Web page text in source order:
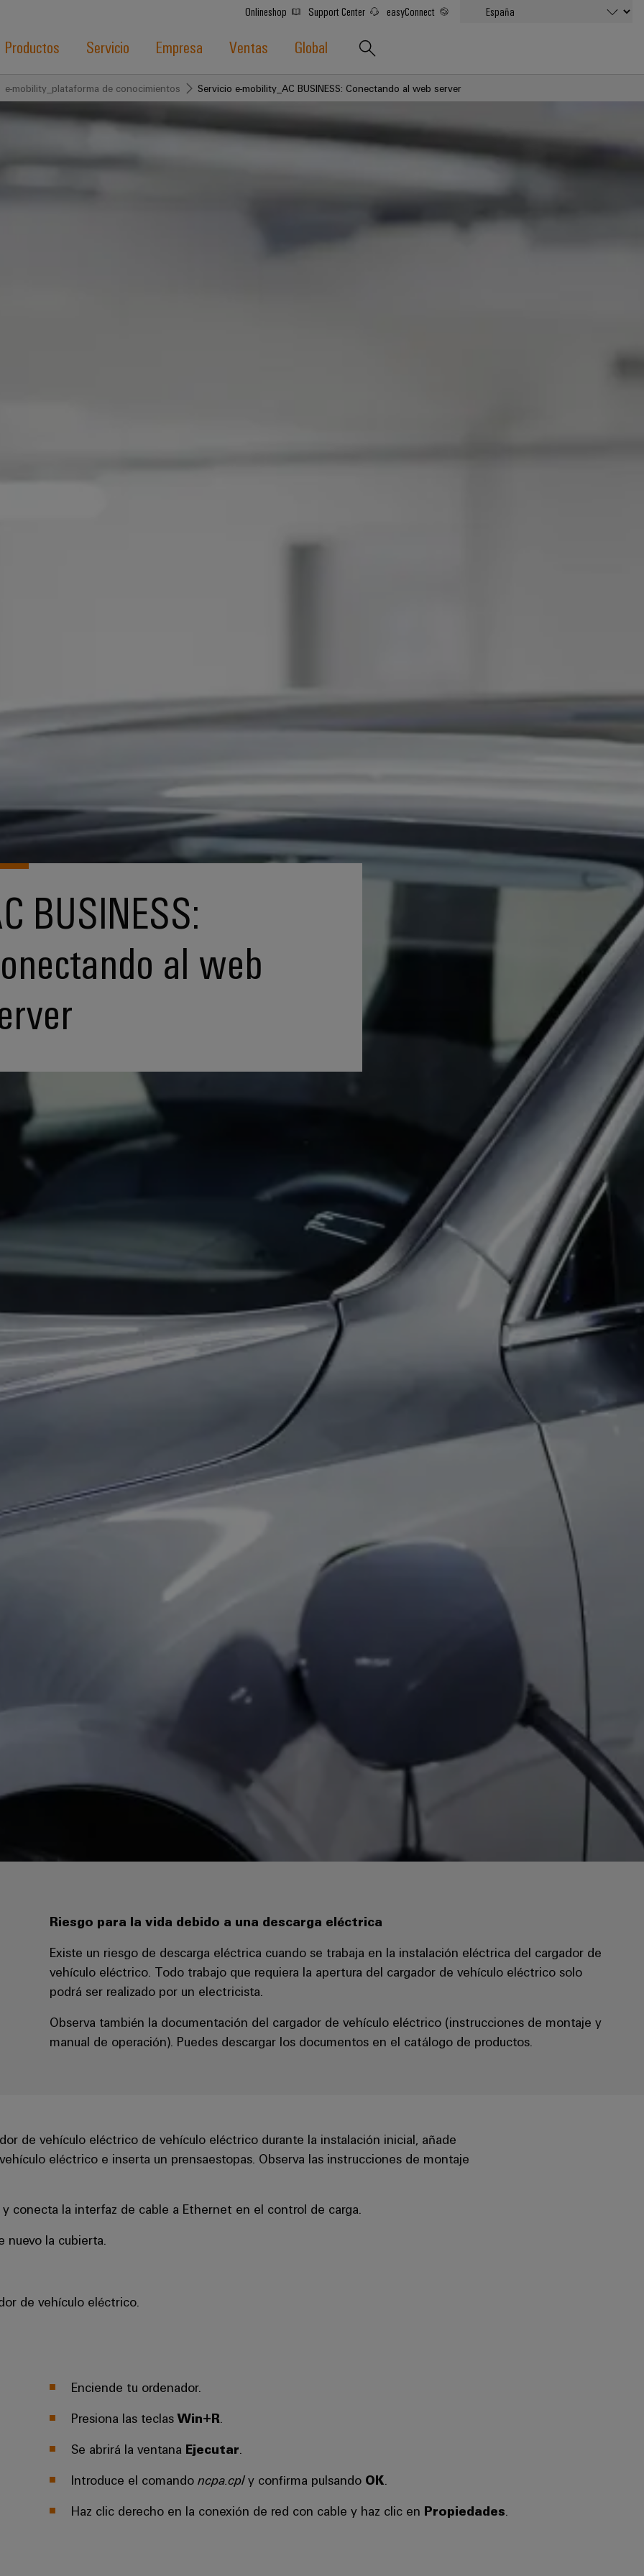
Onlineshop Support Center easyConnect
Productos Servicio Empresa Ventas Global
e-mobility_plataforma de conocimientos Servicio e-mobility_AC BUSINESS: Conectando al web server
BUSINESS:
al web
Riesgo para la vida debido a una descarga eléctrica
Existe un riesgo de descarga eléctrica cuando se trabaja en la instalación eléctrica del cargador de
vehículo eléctrico. Todo trabajo que requiera la apertura del cargador de vehículo eléctrico solo
podrá ser realizado por un electricista.
Observa también la documentación del cargador de vehículo eléctrico (instrucciones de montaje y
manual de operación). Puedes descargar los documentos en el catálogo de productos.
de vehículo eléctrico de vehículo eléctrico durante la instalación inicial, añade
eléctrico e inserta un prensaestopas. Observa las instrucciones de montaje
conecta la interfaz de cable a Ethernet en el control de carga.
la cubierta.
de vehículo eléctrico.
Enciende tu ordenador.
Presiona las teclasWin+R
Se abrirá la ventana Ejecutar
Introduce el comando ncpa.cply confirma pulsando OK
Haz clic derecho en la conexión de red con cable y haz clic en Propiedades